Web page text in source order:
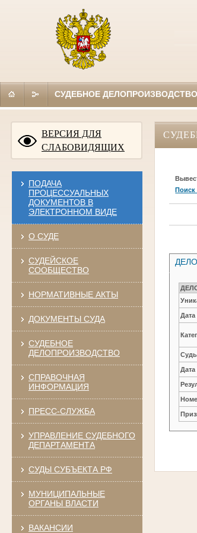
СУДЕБНОЕ ДЕЛОПРОИЗВОДСТВО
ВЕРСИЯ ДЛЯ
СЛАБОВИДЯЩИХ
ПОДАЧА
ПРОЦЕССУАЛЬНЫХ
ДОКУМЕНТОВ В
ЭЛЕКТРОННОМ ВИДЕ
О СУДЕ
СУДЕЙСКОЕ
СООБЩЕСТВО
НОРМАТИВНЫЕ АКТЫ
ДОКУМЕНТЫ СУДА
СУДЕБНОЕ
ДЕЛОПРОИЗВОДСТВО
СПРАВОЧНАЯ
ИНФОРМАЦИЯ
ПРЕСС-СЛУЖБА
УПРАВЛЕНИЕ СУДЕБНОГО
ДЕПАРТАМЕНТА
СУДЫ СУБЪЕКТА РФ
МУНИЦИПАЛЬНЫЕ
ОРГАНЫ ВЛАСТИ
ВАКАНСИИ
ДЕЛО
Дата
Дата